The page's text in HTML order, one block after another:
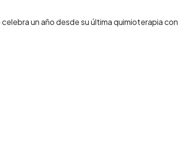
celebra un año desde su última quimioterapia con